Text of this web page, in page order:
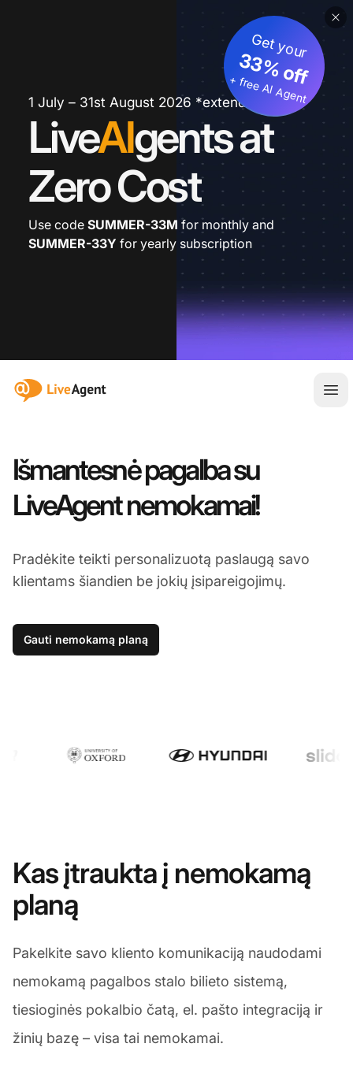
1 July – 31st August 2026 *extended
LiveAIgents at
Zero Cost
Get your
33% off
+ free AI Agent
Use code SUMMER-33M for monthly and
SUMMER-33Y for yearly subscription
:site.title
Išmantesnė pagalba su
LiveAgent nemokamai!
Pradėkite teikti personalizuotą paslaugą savo
klientams šiandien be jokių įsipareigojimų.
Gauti nemokamą planą
Kas įtraukta į nemokamą
planą
Pakelkite savo kliento komunikaciją naudodami
nemokamą pagalbos stalo bilieto sistemą,
tiesioginės pokalbio čatą, el. pašto integraciją ir
žinių bazę – visa tai nemokamai.